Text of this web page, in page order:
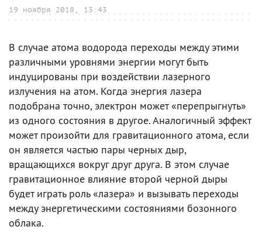
19 ноября 2018, 13:43
В случае атома водорода переходы между этими
различными уровнями энергии могут быть
индуцированы при воздействии лазерного
излучения на атом. Когда энергия лазера
подобрана точно, электрон может «перепрыгнуть»
из одного состояния в другое. Аналогичный эффект
может произойти для гравитационного атома, если
он является частью пары черных дыр,
вращающихся вокруг друг друга. В этом случае
гравитационное влияние второй черной дыры
будет играть роль «лазера» и вызывать переходы
между энергетическими состояниями бозонного
облака.